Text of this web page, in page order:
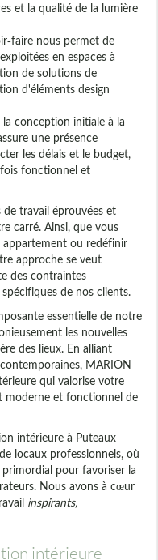
et la qualité de la lumière
faire nous permet de
en espaces à
de solutions de
d'éléments design
la conception initiale à la
une présence
les délais et le budget,
fonctionnel et
travail éprouvées et
carré. Ainsi, que vous
ou redéfinir
approche se veut
des contraintes
de nos clients.
essentielle de notre
les nouvelles
des lieux. En alliant
MARION
qui valorise votre
moderne et fonctionnel de
intérieure à Puteaux
locaux professionnels, où
pour favoriser la
Nous avons à cœur
inspirants,
intérieure